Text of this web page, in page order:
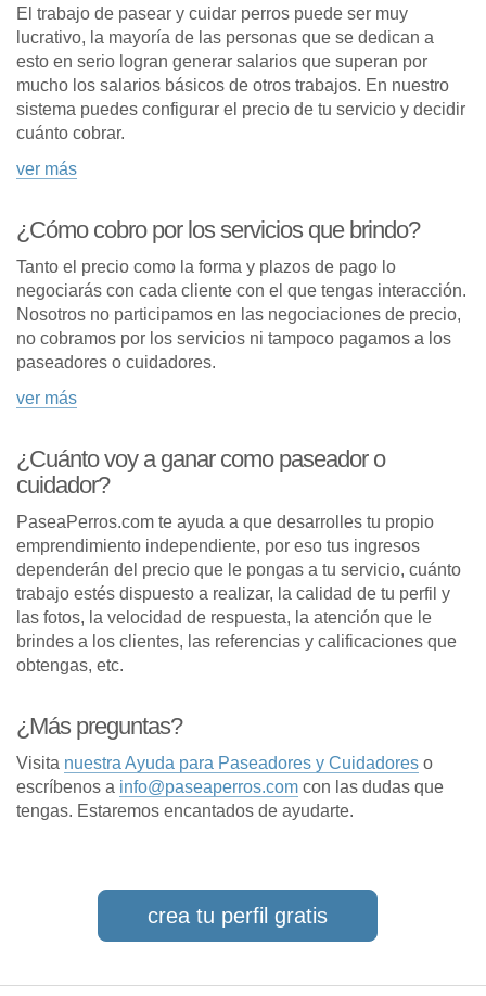
El trabajo de pasear y cuidar perros puede ser muy
lucrativo, la mayoría de las personas que se dedican a
esto en serio logran generar salarios que superan por
mucho los salarios básicos de otros trabajos. En nuestro
sistema puedes configurar el precio de tu servicio y decidir
cuánto cobrar.
ver más
¿Cómo cobro por los servicios que brindo?
Tanto el precio como la forma y plazos de pago lo
negociarás con cada cliente con el que tengas interacción.
Nosotros no participamos en las negociaciones de precio,
no cobramos por los servicios ni tampoco pagamos a los
paseadores o cuidadores.
ver más
¿Cuánto voy a ganar como paseador o
cuidador?
PaseaPerros.com te ayuda a que desarrolles tu propio
emprendimiento independiente, por eso tus ingresos
dependerán del precio que le pongas a tu servicio, cuánto
trabajo estés dispuesto a realizar, la calidad de tu perfil y
las fotos, la velocidad de respuesta, la atención que le
brindes a los clientes, las referencias y calificaciones que
obtengas, etc.
¿Más preguntas?
Visita nuestra Ayuda para Paseadores y Cuidadores o
escríbenos a info@paseaperros.com con las dudas que
tengas. Estaremos encantados de ayudarte.
crea tu perfil gratis